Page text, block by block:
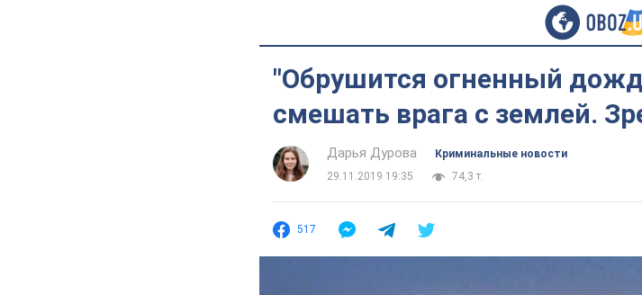
"Обрушится огненный
смешать врага с землей.
Дарья Дурова
Криминальные новости
29.11.2019 19:35
74,3 т.
517